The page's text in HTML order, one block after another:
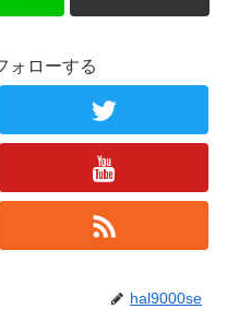
ォローする
hal9000se